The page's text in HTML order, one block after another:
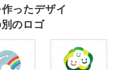
ったデザイ
のロゴ